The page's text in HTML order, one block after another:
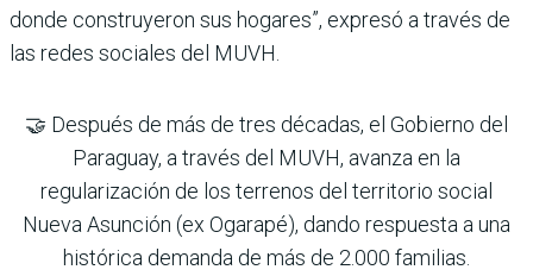
donde construyeron sus hogares”, expresó a través de
las redes sociales del MUVH.
🤝 Después de más de tres décadas, el Gobierno del
Paraguay, a través del MUVH, avanza en la
regularización de los terrenos del territorio social
Nueva Asunción (ex Ogarapé), dando respuesta a una
histórica demanda de más de 2.000 familias.